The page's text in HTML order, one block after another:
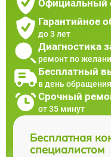
Официальный
Гарантийное
до 3 лет
Диагностика
ремонт по
Бесплатный
в день обращения
Срочный
от 35 минут
Бесплатная
специалистом